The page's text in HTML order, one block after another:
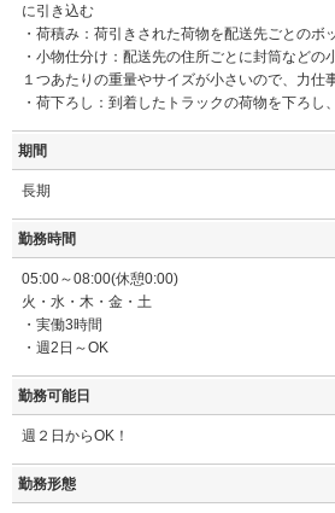
に引き込む
・荷積み：荷引きされた荷物を配送先ごとのボ
・小物仕分け：配送先の住所ごとに封筒などの
１つあたりの重量やサイズが小さいので、力仕
・荷下ろし：到着したトラックの荷物を下ろし
期間
長期
勤務時間
05:00～08:00(休憩0:00)
火・水・木・金・土
・実働3時間
・週2日～OK
勤務可能日
週２日からOK！
勤務形態